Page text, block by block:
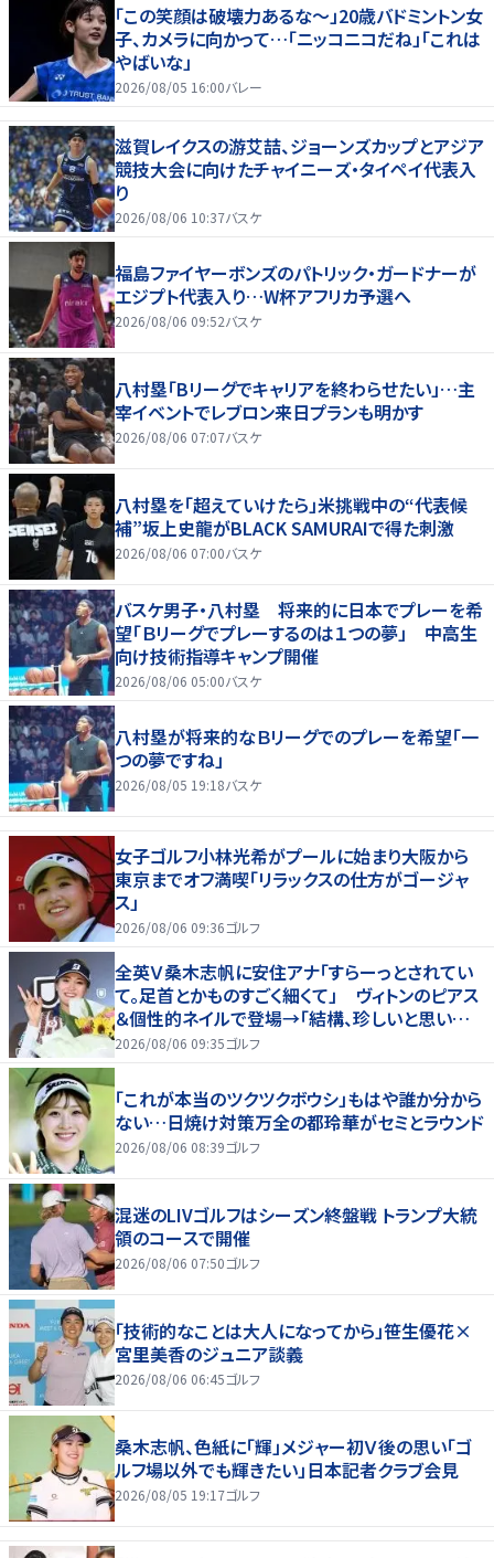
「この笑顔は破壊力あるな〜」20歳バドミントン女
子、カメラに向かって…「ニッコニコだね」「これは
やばいな」
2026/08/05 16:00バレー
滋賀レイクスの游艾喆、ジョーンズカップとアジア
競技大会に向けたチャイニーズ・タイペイ代表入
り
2026/08/06 10:37バスケ
福島ファイヤーボンズのパトリック・ガードナーが
エジプト代表入り…W杯アフリカ予選へ
2026/08/06 09:52バスケ
八村塁「Bリーグでキャリアを終わらせたい」…主
宰イベントでレブロン来日プランも明かす
2026/08/06 07:07バスケ
八村塁を「超えていけたら」米挑戦中の“代表候
補”坂上史龍がBLACK SAMURAIで得た刺激
2026/08/06 07:00バスケ
バスケ男子・八村塁 将来的に日本でプレーを希
望「Ｂリーグでプレーするのは１つの夢」 中高生
向け技術指導キャンプ開催
2026/08/06 05:00バスケ
八村塁が将来的なＢリーグでのプレーを希望「一
つの夢ですね」
2026/08/05 19:18バスケ
女子ゴルフ小林光希がプールに始まり大阪から
東京までオフ満喫「リラックスの仕方がゴージャ
ス」
2026/08/06 09:36ゴルフ
全英Ｖ桑木志帆に安住アナ「すらーっとされてい
て。足首とかものすごく細くて」 ヴィトンのピアス
＆個性的ネイルで登場→「結構、珍しいと思いま
す」
2026/08/06 09:35ゴルフ
「これが本当のツクツクボウシ」もはや誰か分から
ない…日焼け対策万全の都玲華がセミとラウンド
2026/08/06 08:39ゴルフ
混迷のLIVゴルフはシーズン終盤戦 トランプ大統
領のコースで開催
2026/08/06 07:50ゴルフ
「技術的なことは大人になってから」笹生優花×
宮里美香のジュニア談義
2026/08/06 06:45ゴルフ
桑木志帆、色紙に「輝」メジャー初Ｖ後の思い「ゴ
ルフ場以外でも輝きたい」日本記者クラブ会見
2026/08/05 19:17ゴルフ